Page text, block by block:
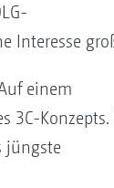
Interesse
einem
3C-Konzepts.
jüngste